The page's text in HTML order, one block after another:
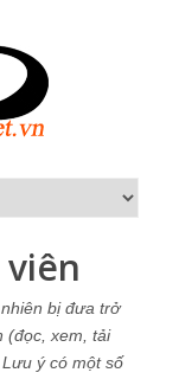
bị đưa trở
(đọc, xem, tải
Lưu ý có một số